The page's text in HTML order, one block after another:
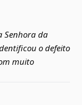
Senhora da
o defeito
muito